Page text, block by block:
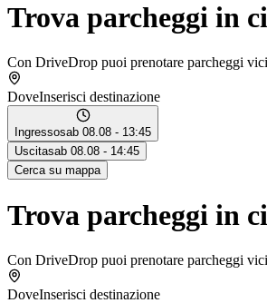
Trova parcheggi in
Con DriveDrop puoi prenotare parcheggi
DoveInserisci destinazione
Ingressosab 08.08 - 13:45
Uscitasab 08.08 - 14:45
Cerca su mappa
Trova parcheggi in
Con DriveDrop puoi prenotare parcheggi
DoveInserisci destinazione